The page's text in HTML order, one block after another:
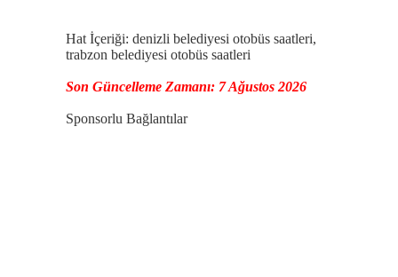
Hat İçeriği: denizli belediyesi otobüs saatleri,
trabzon belediyesi otobüs saatleri
Son Güncelleme Zamanı: 7 Ağustos 2026
Sponsorlu Bağlantılar